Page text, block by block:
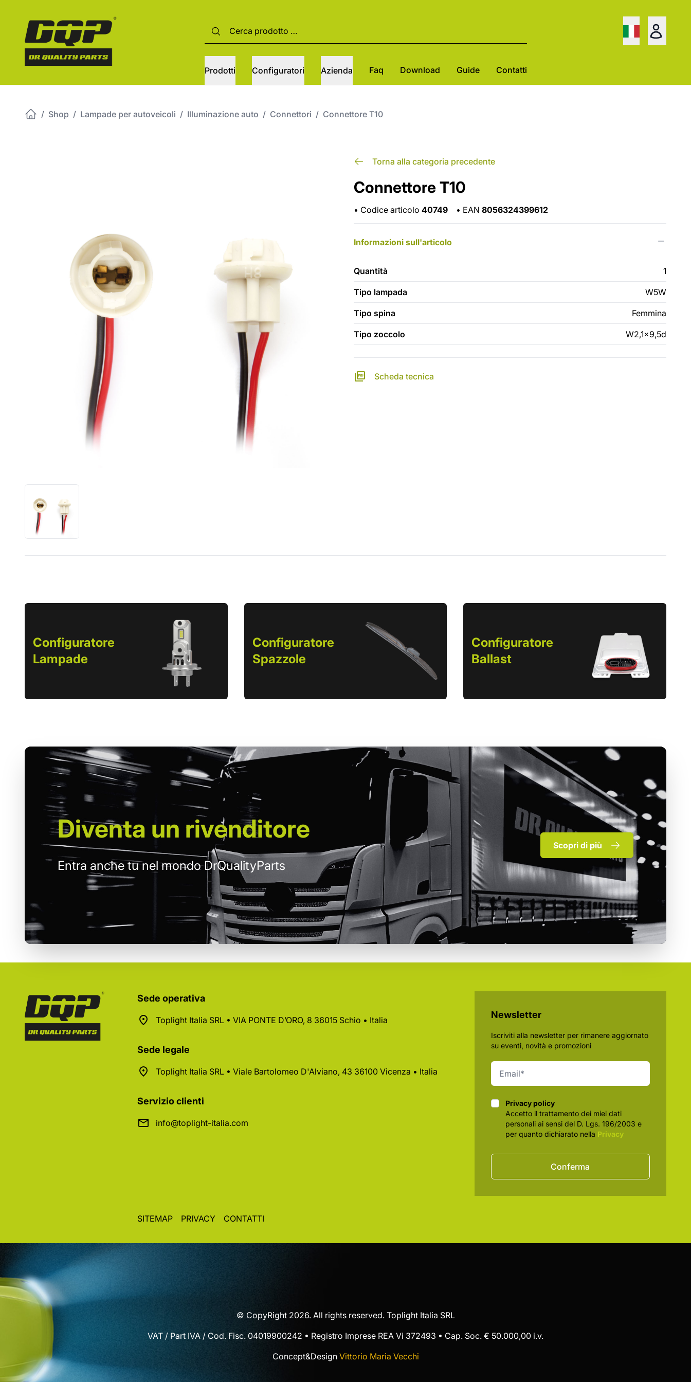
Prodotti Configuratori Azienda Faq Download Guide Contatti
/ Shop / Lampade per autoveicoli / Illuminazione auto / Connettori / Connettore T10
Torna alla categoria precedente
Connettore T10
• Codice articolo 40749 • EAN 8056324399612
Informazioni sull'articolo
Quantità 1
Tipo lampada W5W
Tipo spina Femmina
Tipo zoccolo W2,1x9,5d
Scheda tecnica
Configuratore
Lampade
Configuratore
Spazzole
Configuratore
Ballast
Diventa un rivenditore
Entra anche tu nel mondo DrQualityParts
Scopri di più
Sede operativa
Toplight Italia SRL • VIA PONTE D’ORO, 8 36015 Schio • Italia
Sede legale
Toplight Italia SRL • Viale Bartolomeo D'Alviano, 43 36100 Vicenza • Italia
Servizio clienti
info@toplight-italia.com
Newsletter
Iscriviti alla newsletter per rimanere aggiornato
su eventi, novità e promozioni
Privacy policy
Privacy policy
Accetto il trattamento dei miei dati
personali ai sensi del D. Lgs. 196/2003 e
per quanto dichiarato nella Privacy
Conferma
SITEMAP PRIVACY CONTATTI
© CopyRight 2026. All rights reserved. Toplight Italia SRL
VAT / Part IVA / Cod. Fisc. 04019900242 • Registro Imprese REA Vi 372493 • Cap. Soc. € 50.000,00 i.v.
Concept&Design Vittorio Maria Vecchi